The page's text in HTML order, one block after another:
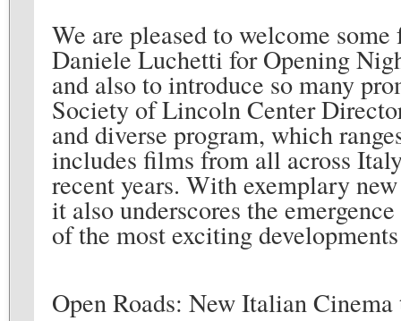
We are pleased to welcome
Daniele Luchetti for Opening
and also to introduce so many
Society of Lincoln Center
and diverse program, which
includes films from all across
recent years. With exemplary
it also underscores the
of the most exciting
Open Roads: New Italian Cinema